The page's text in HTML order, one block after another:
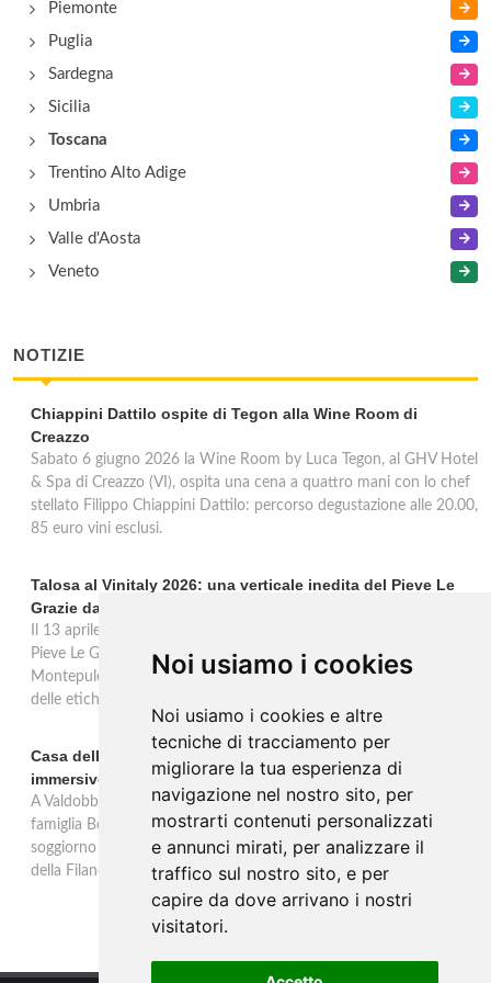
Noi usiamo i cookies
Noi usiamo i cookies e altre
tecniche di tracciamento per
migliorare la tua esperienza di
navigazione nel nostro sito, per
mostrarti contenuti personalizzati
e annunci mirati, per analizzare il
traffico sul nostro sito, e per
capire da dove arrivano i nostri
visitatori.
Piemonte
Puglia
Sardegna
Sicilia
Toscana
Trentino Alto Adige
Umbria
Valle d'Aosta
Veneto
NOTIZIE
Chiappini Dattilo ospite di Tegon alla Wine Room di
Creazzo
Sabato 6 giugno 2026 la Wine Room by Luca Tegon, al GHV Hotel
& Spa di Creazzo (VI), ospita una cena a quattro mani con lo chef
stellato Filippo Chiappini Dattilo: percorso degustazione alle 20.00,
85 euro vini esclusi.
Talosa al Vinitaly 2026: una verticale inedita del Pieve Le
Grazie dal 2016 al 2020
Il 13 aprile 2026 al Vinitaly, Talosa presenta la verticale inedita del
Pieve Le Grazie: cinque annate dal 2016 al 2020 del Nobile di
Montepulciano a 95 punti Vinous, per ripercorrere la genesi di una
delle etichette iconiche di Montepulciano.
Casa dell'Artista: a Valdobbiadene apre il soggiorno
immersivo tra arte e vino di Bortolomiol
A Valdobbiadene, nel cuore delle colline Patrimonio Unesco, la
famiglia Bortolomiol apre al pubblico la Casa dell'Artista: un
soggiorno immersivo tra arte, natura e vino all'interno del Parco
della Filandetta Art and Wine Farm.